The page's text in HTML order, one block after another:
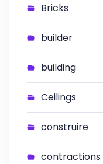
Bricks
builder
building
Ceilings
construire
contractions